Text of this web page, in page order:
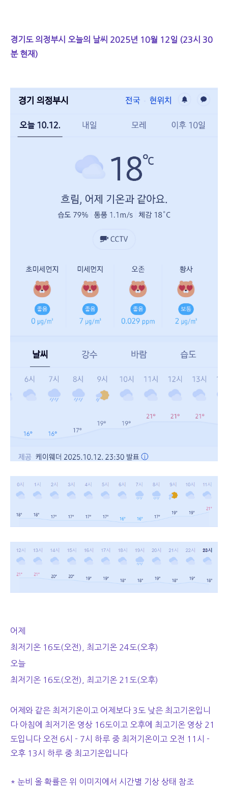
경기도 의정부시 오늘의 날씨 2025년 10월 12일 (23시 30
분 현재)
어제
최저기온 16도(오전), 최고기온 24도(오후)
오늘
최저기온 16도(오전), 최고기온 21도(오후)
어제와 같은 최저기온이고 어제보다 3도 낮은 최고기온입니
다 아침에 최저기온 영상 16도이고 오후에 최고기온 영상 21
도입니다 오전 6시 - 7시 하루 중 최저기온이고 오전 11시 -
오후 13시 하루 중 최고기온입니다
* 눈비 올 확률은 위 이미지에서 시간별 기상 상태 참조